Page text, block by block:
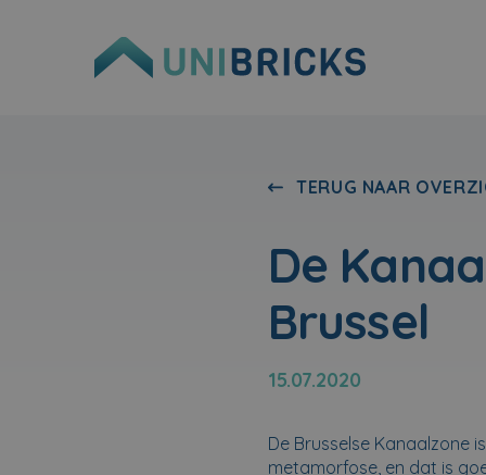
TERUG NAAR
De
Brussel
15.07.2020
De Brusselse Kanaalzone
metamorfose, en dat is